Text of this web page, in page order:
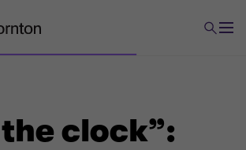
clock”: